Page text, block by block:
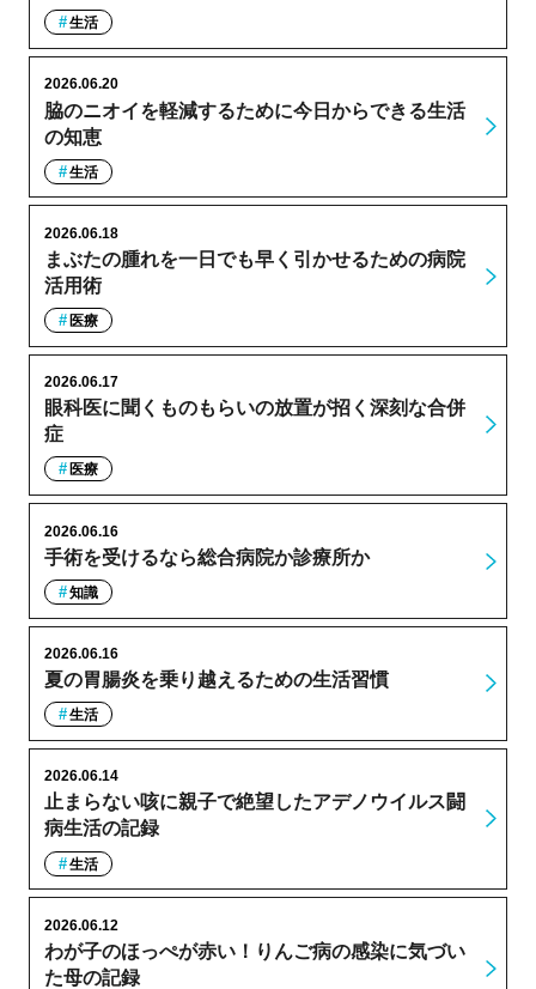
生活
脇のニオイを軽減するために今日からできる生活
の知恵
2026.06.20
生活
まぶたの腫れを一日でも早く引かせるための病院
活用術
2026.06.18
医療
眼科医に聞くものもらいの放置が招く深刻な合併
症
2026.06.17
医療
手術を受けるなら総合病院か診療所か
2026.06.16
知識
夏の胃腸炎を乗り越えるための生活習慣
2026.06.16
生活
止まらない咳に親子で絶望したアデノウイルス闘
病生活の記録
2026.06.14
生活
わが子のほっぺが赤い！りんご病の感染に気づい
た母の記録
2026.06.12